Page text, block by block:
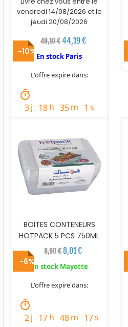
vendredi 14/08/2026 et le
jeudi 20/08/2026
49,10 € 44,19 €
En stock Paris
L'offre expire dans:
timer
3j 18h 34m 0 s
-10%
BOITES CONTENEURS
HOTPACK 5 PCS 750ML
8,90 €8,01 €
En stock Mayotte
L'offre expire dans:
timer
2j 17h 48m 15s
-6%